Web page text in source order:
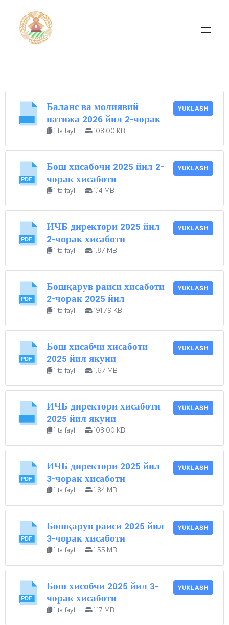
Баланс ва молиявий
натижа 2026 йил 2-чорак
1 ta fayl 108.00 KB
YUKLASH
Бош хисабочи 2025 йил 2-
чорак хисаботи
1 ta fayl 1.14 MB
YUKLASH
ИЧБ директори 2025 йил
2-чорак хисаботи
1 ta fayl 1.87 MB
YUKLASH
Бошқарув раиси хисаботи
2-чорак 2025 йил
1 ta fayl 191.79 KB
YUKLASH
Бош хисабчи хисаботи
2025 йил якуни
1 ta fayl 1.67 MB
YUKLASH
ИЧБ директори хисаботи
2025 йил якуни
1 ta fayl 108.00 KB
YUKLASH
ИЧБ директори 2025 йил
3-чорак хисаботи
1 ta fayl 1.84 MB
YUKLASH
Бошқарув раиси 2025 йил
3-чорак хисаботи
1 ta fayl 1.55 MB
YUKLASH
Бош хисобчи 2025 йил 3-
чорак хисаботи
1 ta fayl 1.17 MB
YUKLASH